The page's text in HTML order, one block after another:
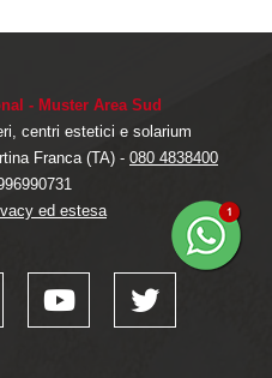
- Muster Area Sud
centri estetici e solarium
Franca (TA) - 080 4838400
ed estesa